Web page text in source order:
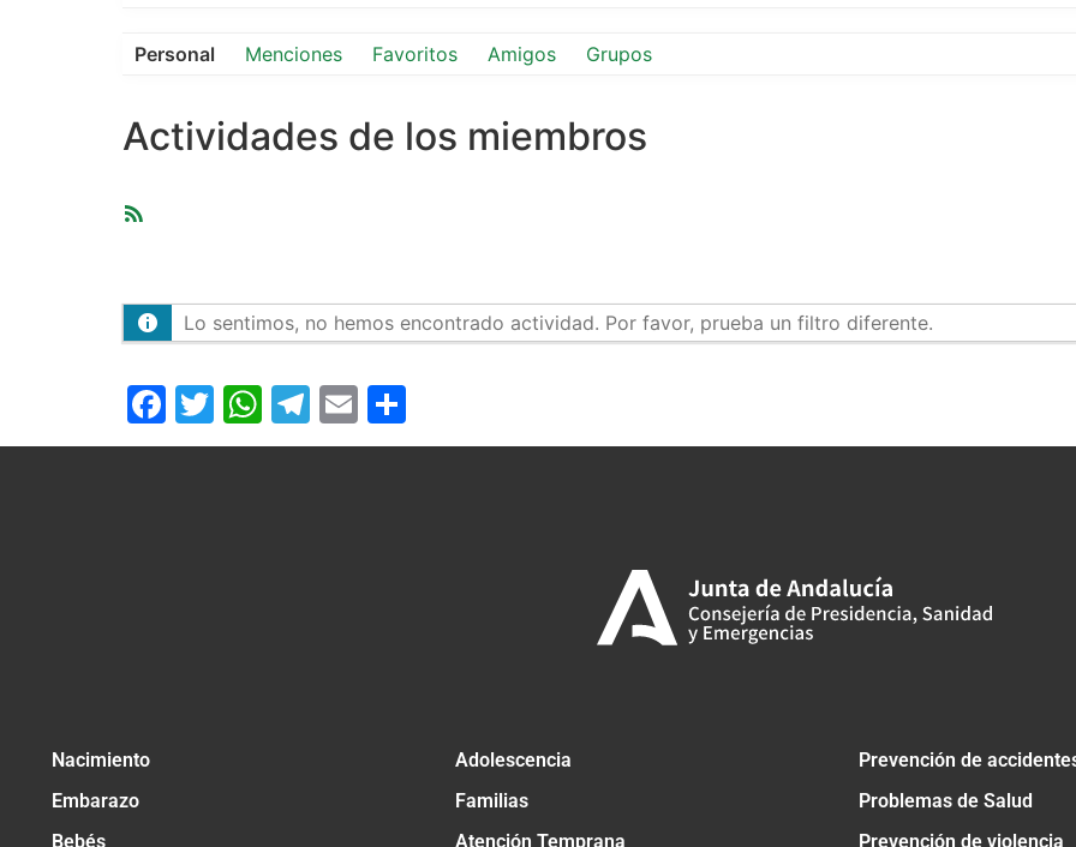
Personal Menciones Favoritos Amigos Grupos
Actividades de los miembros
Lo sentimos, no hemos encontrado actividad. Por favor, prueba un filtro diferente.
Facebook
Twitter
WhatsApp
Telegram
Email
Nacimiento
Embarazo
Bebés
Adolescencia
Familias
Atención Temprana
Prevención de
Problemas de Salud
Prevención de violencia